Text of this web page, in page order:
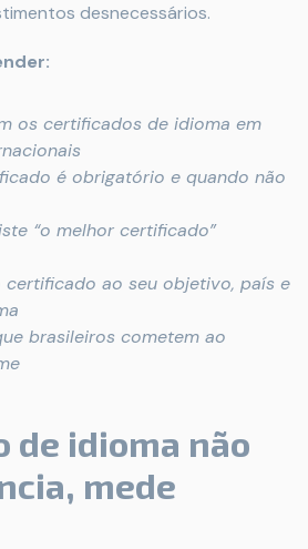
desnecessários.
os certificados de idioma em
é obrigatório e quando não
“o melhor certificado”
certificado ao seu objetivo, país e
brasileiros cometem ao
de idioma não
mede